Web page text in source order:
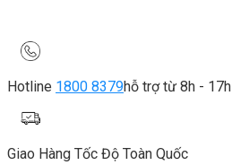
Hotline 1800 8379hỗ trợ từ 8h - 17h
Giao Hàng Tốc Độ Toàn Quốc